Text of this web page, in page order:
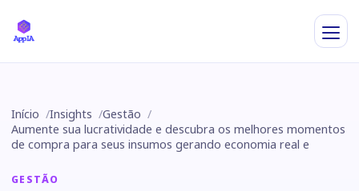
Início Insights
Gestão
Aumente sua lucratividade e descubra os melhores momentos
de compra para seus insumos gerando economia real e
GESTÃO